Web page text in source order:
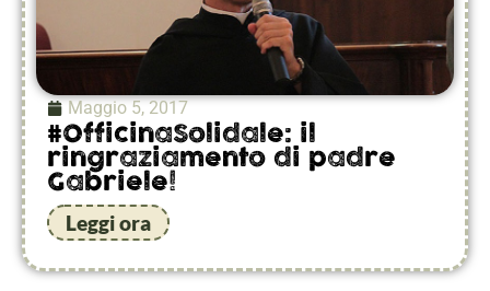
Maggio 5, 2017
#OfficinaSolidale: il
ringraziamento di padre
Gabriele!
Leggi ora